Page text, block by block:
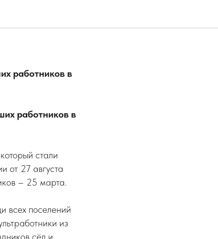
работников в
работников в
стали
от 27 августа
– 25 марта.
всех поселений
из
сёл и